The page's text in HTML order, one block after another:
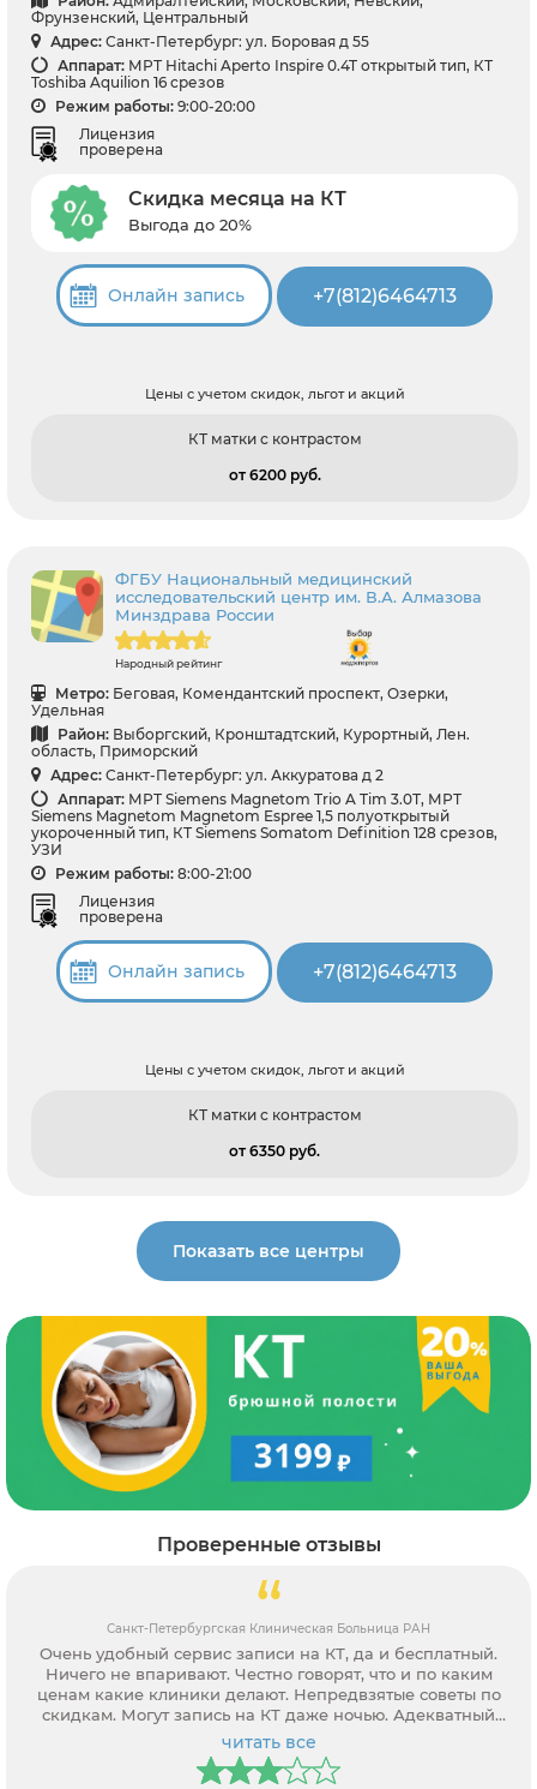
Фрунзенский, Центральный
Адрес: Санкт-Петербург: ул. Боровая д 55
Аппарат: МРТ Hitachi Aperto Inspire 0.4T открытый тип, КТ
Toshiba Aquilion 16 срезов
Режим работы: 9:00-20:00
Лицензия
проверена
Скидка месяца на КТ
Выгода до 20%
Онлайн запись +7(812)6464713
Цены с учетом скидок, льгот и акций
КТ матки с контрастом
от 6200 pуб.
ФГБУ Национальный медицинский
исследовательский центр им. В.А. Алмазова
Минздрава России
Народный рейтинг
Метро: Беговая, Комендантский проспект, Озерки,
Удельная
Район: Выборгский, Кронштадтский, Курортный, Лен.
область, Приморский
Адрес: Санкт-Петербург: ул. Аккуратова д 2
Аппарат: МРТ Siemens Magnetom Trio A Tim 3.0Т, МРТ
Siemens Magnetom Magnetom Espree 1,5 полуоткрытый
укороченный тип, КТ Siemens Somatom Definition 128 срезов,
УЗИ
Режим работы: 8:00-21:00
Лицензия
проверена
Онлайн запись +7(812)6464713
Цены с учетом скидок, льгот и акций
КТ матки с контрастом
от 6350 pуб.
Показать все центры
Проверенные отзывы
Санкт-Петербургская Клиническая Больница РАН
Очень удобный сервис записи на КТ, да и бесплатный.
Ничего не впаривают. Честно говорят, что и по каким
ценам какие клиники делают. Непредвзятые советы по
скидкам. Могут запись на КТ даже ночью. Адекватный
персонал.
читать все